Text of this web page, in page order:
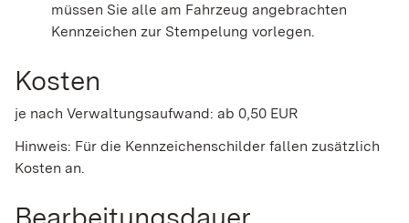
müssen Sie alle am Fahrzeug angebrachten
Kennzeichen zur Stempelung vorlegen.
Kosten
je nach Verwaltungsaufwand: ab 0,50 EUR
Hinweis: Für die Kennzeichenschilder fallen zusätzlich
Kosten an.
Bearbeitungsdauer